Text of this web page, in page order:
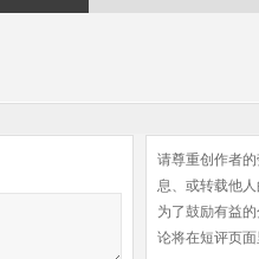
请尊重创作者
息、或转载他人
为了鼓励有益
论将在短评页面